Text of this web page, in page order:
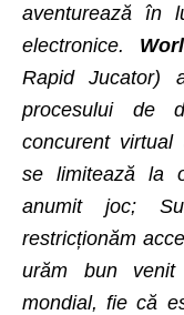
aventurează în
electronice.
Rapid Jucator)
procesului de
concurent
se limitează la
anumit joc;
restricționăm
urăm bun venit
mondial, fie că